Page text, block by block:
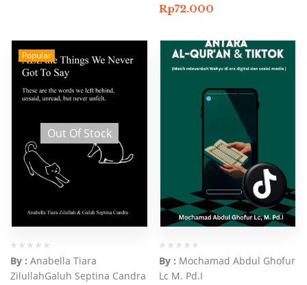
Rp72.000
Popular
Out Of Stock
By : Anabella Tiara
ZilullahGaluh Septina Candra
By : Mochamad Abdul Ghofur
Lc M. Pd.I